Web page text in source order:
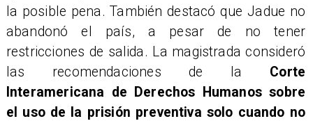
la posible pena. También destacó que Jadue no
abandonó el país, a pesar de no tener
restricciones de salida. La magistrada consideró
las recomendaciones de la Corte
Interamericana de Derechos Humanos sobre
el uso de la prisión preventiva solo cuando no